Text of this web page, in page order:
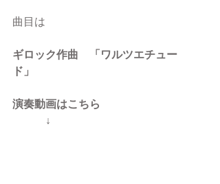
曲目は
ギロック作曲　「ワルツエチュー
ド」
演奏動画はこちら
↓